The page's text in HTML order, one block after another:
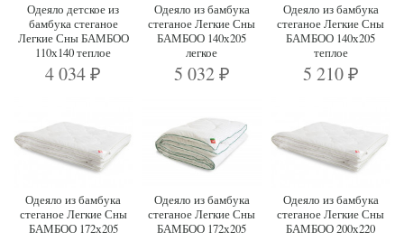
Одеяло детское из
бамбука стеганое
Легкие Сны БАМБОО
110х140 теплое
4 034₽
Одеяло из бамбука
стеганое Легкие Сны
БАМБОО 140х205
легкое
5 032 ₽
Одеяло из бамбука
стеганое Легкие Сны
БАМБОО 140х205
теплое
5 210 ₽
Одеяло из бамбука
стеганое Легкие Сны
БАМБОО 172х205
Одеяло из бамбука
стеганое Легкие Сны
БАМБОО 172х205
Одеяло из бамбука
стеганое Легкие Сны
БАМБОО 200х220